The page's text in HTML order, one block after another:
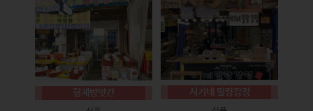
형제방앗간 서기네 말랑강정